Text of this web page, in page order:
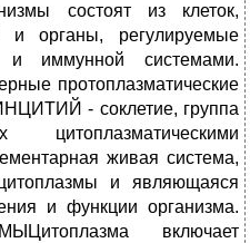
состоят из клеток,
и органы, регулируемые
и иммунной системами.
протоплазматические
- соклетие, группа
цитоплазматическими
живая система,
и являющаяся
и функции организма.
включает